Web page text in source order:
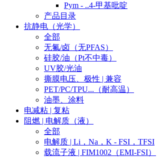
Pym - ..4-甲基吡啶
产品目录
抗静电（光学）
全部
无氟/卤（无PFAS）
硅胶/油（Pt不中毒）
UV胶/光油
撕膜电压、极性 | 兼容
PET/PC/TPU...（耐高温）
油墨、涂料
电减粘 | 复粘
阻燃 | 电解质（液）
全部
电解质 | Li，Na，K - FSI，TFSI
载流子液 | FIM1002（EMI-FSI）